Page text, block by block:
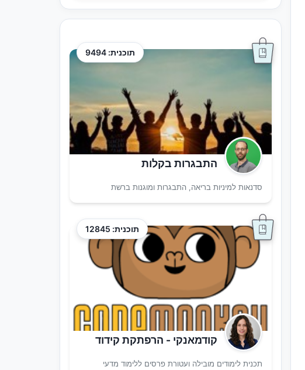
תוכנית: 9494
התבגרות בקלות
סדנאות למיניות בריאה, התבגרות ומוגנות ברשת
תוכנית: 12845
קודמאנקי - הרפתקת קידוד
תכנית לימודים מובילה ועטורת פרסים ללימוד מדעי